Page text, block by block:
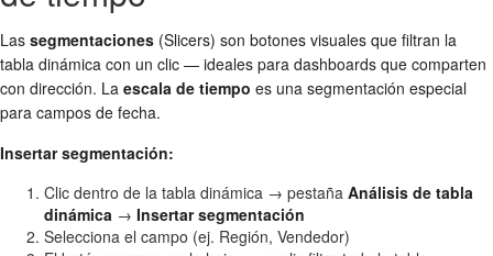
Las segmentaciones (Slicers) son botones visuales que filtran la
tabla dinámica con un clic — ideales para dashboards que comparten
con dirección. La escala de tiempo es una segmentación especial
para campos de fecha.
Insertar segmentación:
Clic dentro de la tabla dinámica → pestaña Análisis de tabla
dinámica → Insertar segmentación
Selecciona el campo (ej. Región, Vendedor)